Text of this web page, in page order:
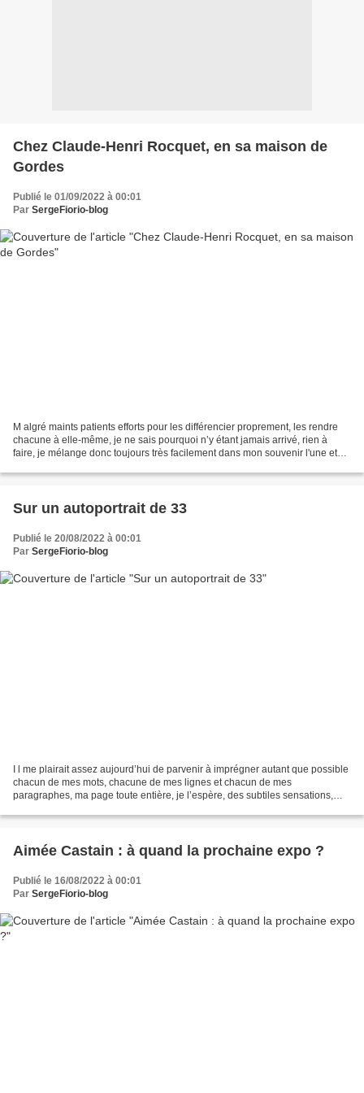
Chez Claude-Henri Rocquet, en sa maison de
Gordes
Publié le 01/09/2022 à 00:01
Par SergeFiorio-blog
M algré maints patients efforts pour les différencier proprement, les rendre
chacune à elle-même, je ne sais pourquoi n’y étant jamais arrivé, rien à
faire, je mélange donc toujours très facilement dans mon souvenir l'une et
Sur un autoportrait de 33
Publié le 20/08/2022 à 00:01
Par SergeFiorio-blog
I l me plairait assez aujourd’hui de parvenir à imprégner autant que possible
chacun de mes mots, chacune de mes lignes et chacun de mes
paragraphes, ma page toute entière, je l’espère, des subtiles sensations,
Aimée Castain : à quand la prochaine expo ?
Publié le 16/08/2022 à 00:01
Par SergeFiorio-blog